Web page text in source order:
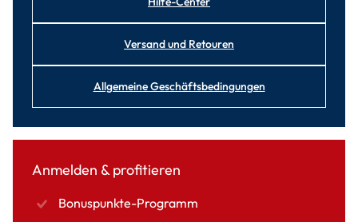
Versand und Retouren
Allgemeine Geschäftsbedingungen
Anmelden & profitieren
Bonuspunkte-Programm